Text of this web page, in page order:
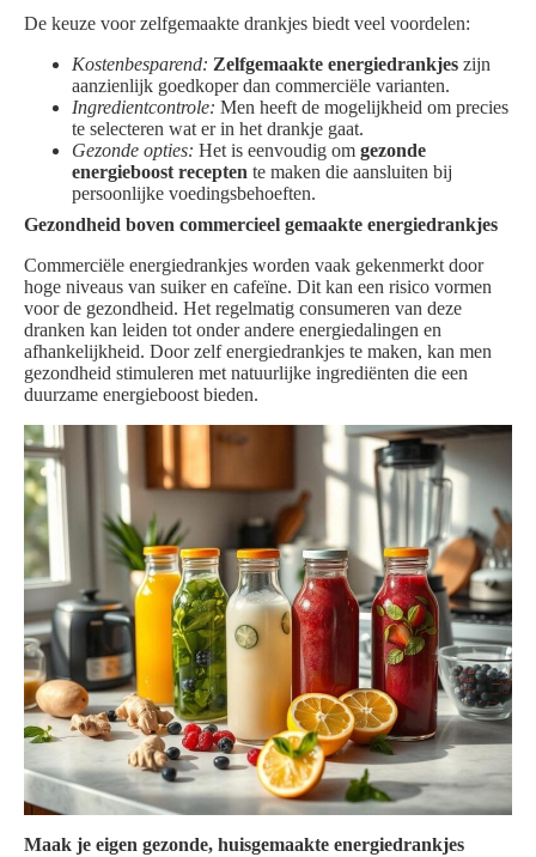
De keuze voor zelfgemaakte drankjes biedt veel voordelen:
Kostenbesparend: Zelfgemaakte energiedrankjes zijn
aanzienlijk goedkoper dan commerciële varianten.
Ingredientcontrole: Men heeft de mogelijkheid om precies
te selecteren wat er in het drankje gaat.
Gezonde opties: Het is eenvoudig om gezonde
energieboost recepten te maken die aansluiten bij
persoonlijke voedingsbehoeften.
Gezondheid boven commercieel gemaakte energiedrankjes
Commerciële energiedrankjes worden vaak gekenmerkt door
hoge niveaus van suiker en cafeïne. Dit kan een risico vormen
voor de gezondheid. Het regelmatig consumeren van deze
dranken kan leiden tot onder andere energiedalingen en
afhankelijkheid. Door zelf energiedrankjes te maken, kan men
gezondheid stimuleren met natuurlijke ingrediënten die een
duurzame energieboost bieden.
Maak je eigen gezonde, huisgemaakte energiedrankjes